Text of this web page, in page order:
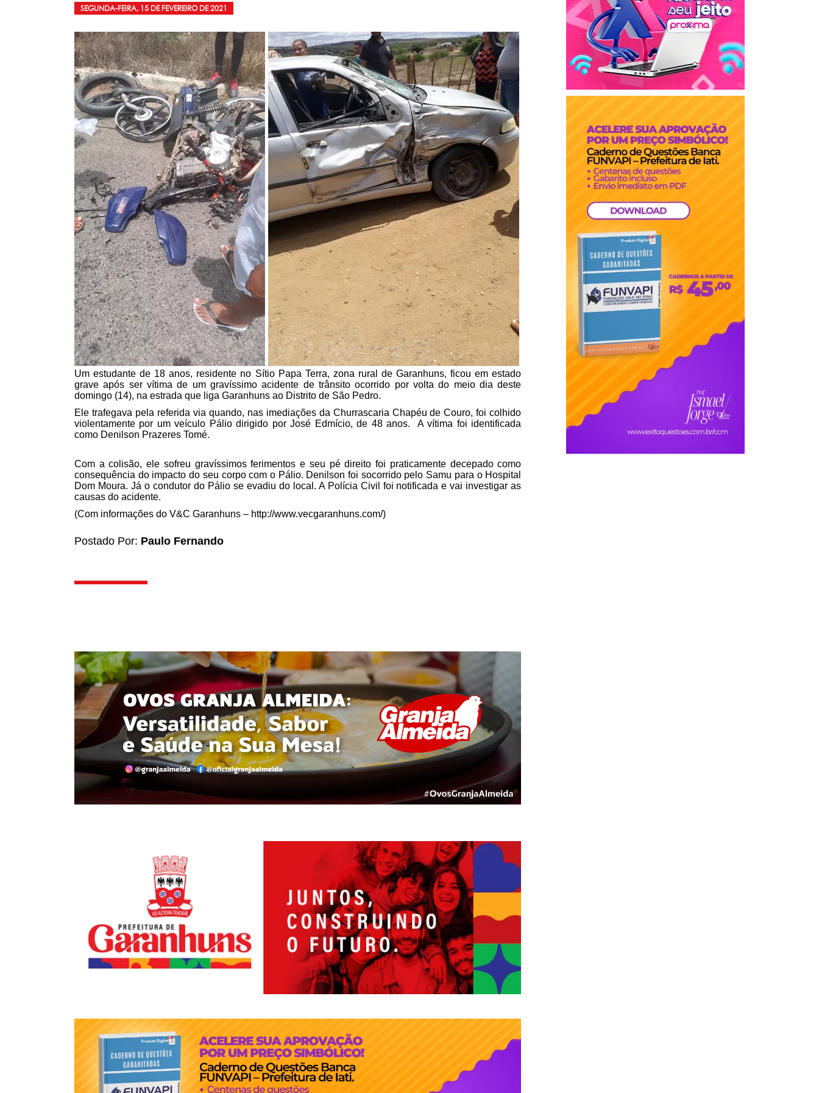
SEGUNDA-FEIRA, 15 DE FEVEREIRO DE 2021
Um estudante de 18 anos, residente no Sítio Papa Terra, zona rural de Garanhuns, ficou em estado
grave após ser vítima de um gravíssimo acidente de trânsito ocorrido por volta do meio dia deste
domingo (14), na estrada que liga Garanhuns ao Distrito de São Pedro.
Ele trafegava pela referida via quando, nas imediações da Churrascaria Chapéu de Couro, foi colhido
violentamente por um veículo Pálio dirigido por José Edmício, de 48 anos. A vítima foi identificada
como Denilson Prazeres Tomé.
Com a colisão, ele sofreu gravíssimos ferimentos e seu pé direito foi praticamente decepado como
consequência do impacto do seu corpo com o Pálio. Denilson foi socorrido pelo Samu para o Hospital
Dom Moura. Já o condutor do Pálio se evadiu do local. A Polícia Civil foi notificada e vai investigar as
causas do acidente.
(Com informações do V&C Garanhuns – http://www.vecgaranhuns.com/)
Postado Por: Paulo Fernando